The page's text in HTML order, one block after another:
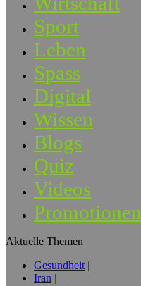
Sport
Leben
Spass
Digital
Wissen
Blogs
Quiz
Videos
Promotionen
Aktuelle Themen
Gesundheit
Iran